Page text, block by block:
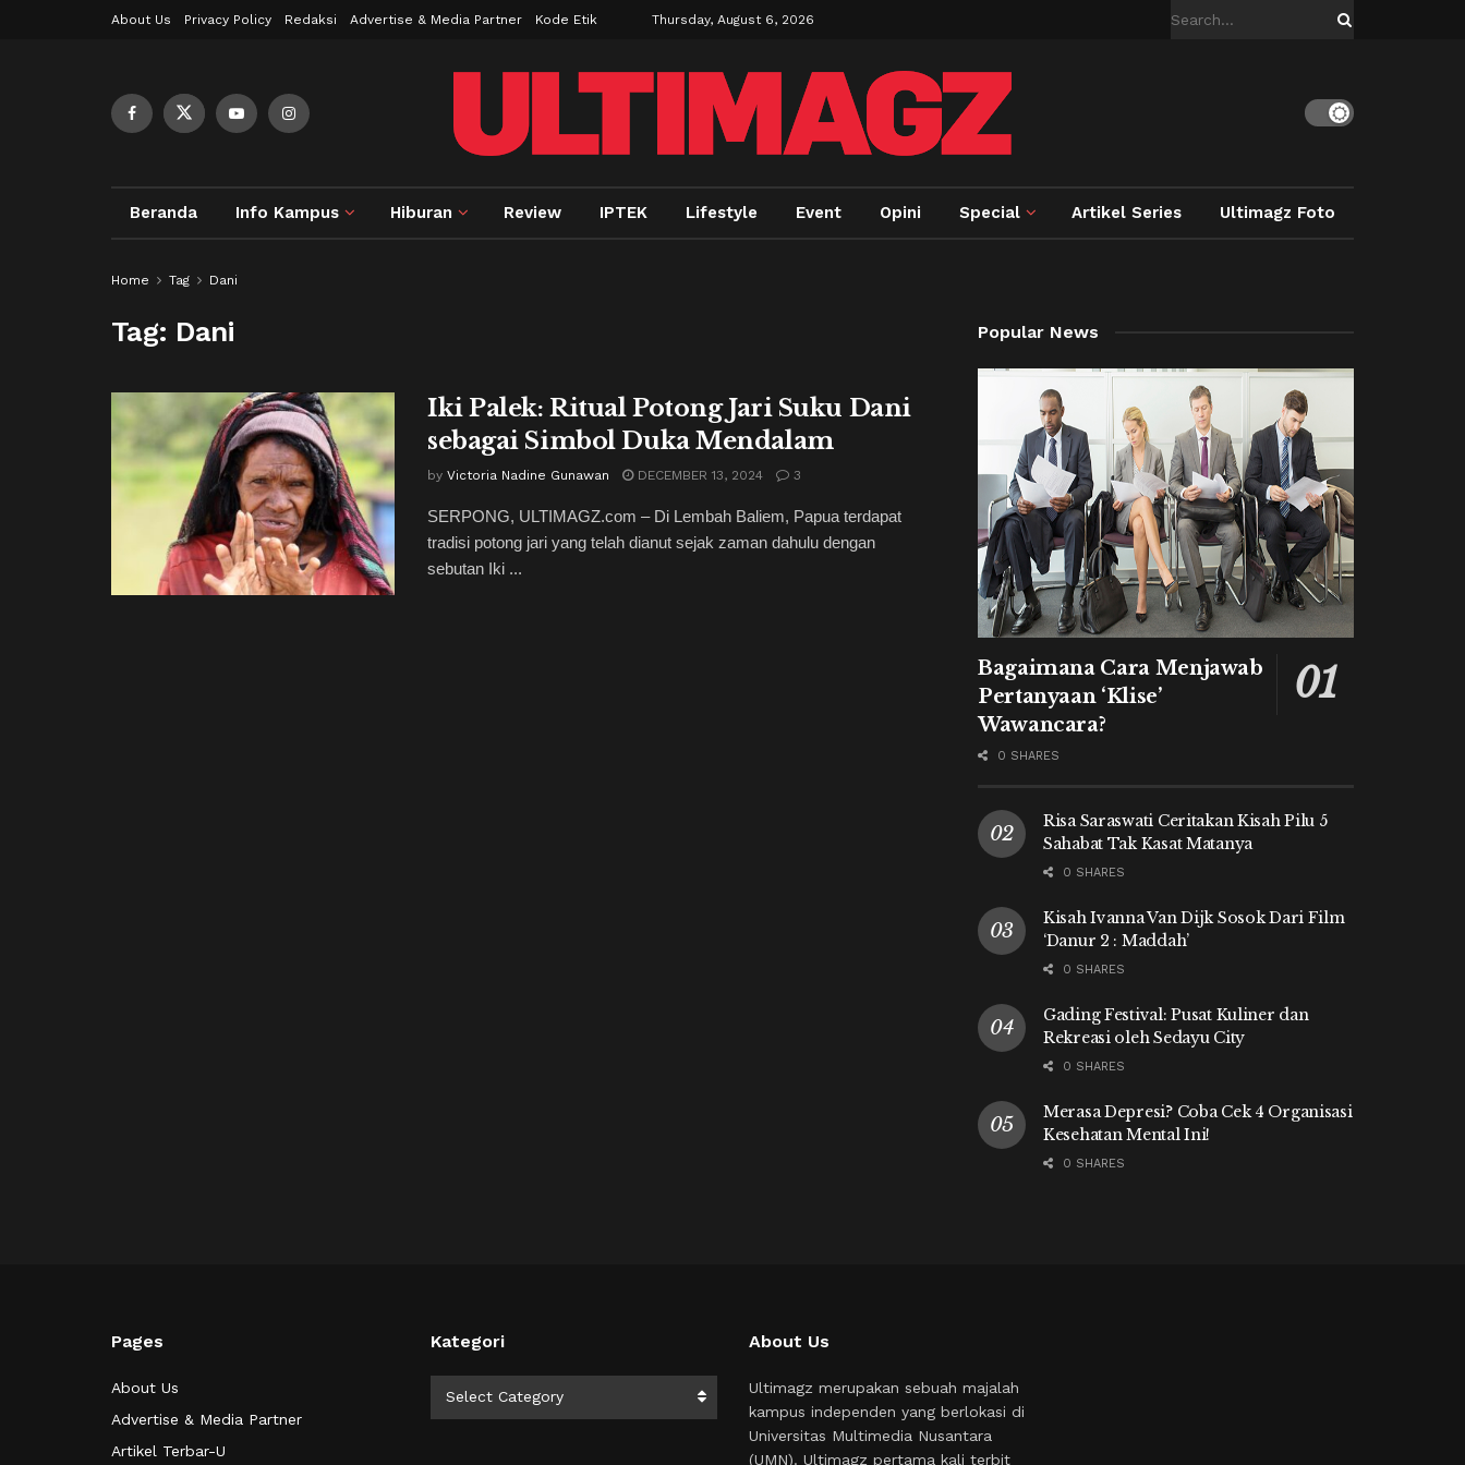
About Us Privacy Policy Redaksi Advertise & Media Partner Kode Etik Thursday, August 6, 2026
Beranda Info Kampus Hiburan Review IPTEK Lifestyle Event Opini Special Artikel Series Ultimagz Foto
Home Tag Dani
Tag: Dani
Iki Palek: Ritual Potong Jari Suku Dani
sebagai Simbol Duka Mendalam
by Victoria Nadine Gunawan DECEMBER 13, 2024 3
SERPONG, ULTIMAGZ.com – Di Lembah Baliem, Papua terdapat
tradisi potong jari yang telah dianut sejak zaman dahulu dengan
sebutan Iki ...
Popular News
Bagaimana Cara Menjawab
Pertanyaan ‘Klise’
Wawancara?
0 SHARES
Risa Saraswati Ceritakan Kisah Pilu 5
Sahabat Tak Kasat Matanya
0 SHARES
Kisah Ivanna Van Dijk Sosok Dari Film
‘Danur 2 : Maddah’
0 SHARES
Gading Festival: Pusat Kuliner dan
Rekreasi oleh Sedayu City
0 SHARES
Merasa Depresi? Coba Cek 4 Organisasi
Kesehatan Mental Ini!
0 SHARES
Pages
About Us
Advertise & Media Partner
Artikel Terbar-U
Kategori
Select Category
About Us
Ultimagz merupakan sebuah majalah
kampus independen yang berlokasi di
Universitas Multimedia Nusantara
(UMN). Ultimagz pertama kali terbit